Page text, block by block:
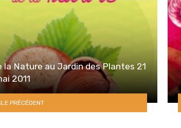
la Nature au Jardin des Plantes 21
2011
PRÉCÉDENT